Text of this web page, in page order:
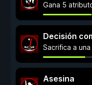
Gana 5
Decisión
Sacrifica a
Asesina